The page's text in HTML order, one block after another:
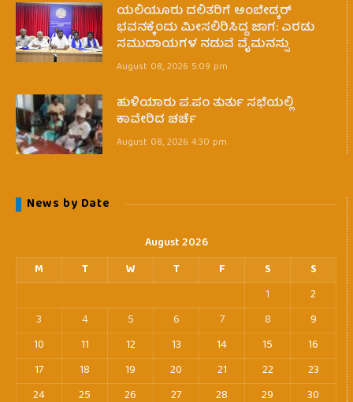
ಯಲಿಯೂರು ದಲಿತರಿಗೆ ಅಂಬೇಡ್ಕರ್
ಭವನಕ್ಕೆಂದು ಮೀಸಲಿರಿಸಿದ್ದ ಜಾಗ: ಎರಡು
ಸಮುದಾಯಗಳ ನಡುವೆ ವೈಮನಸ್ಸು
August 08, 2026 5:09 pm
ಹುಳಿಯಾರು ಪ.ಪಂ ತುರ್ತು ಸಭೆಯಲ್ಲಿ
ಕಾವೇರಿದ ಚರ್ಚೆ
August 08, 2026 4:30 pm
News by Date
August 2026
M
T W T F S
S
1
2
3
4 5 6 7 8
9
10
11 12 13 14 15
16
17
18 19 20 21 22
23
24
25 26 27 28 29 30